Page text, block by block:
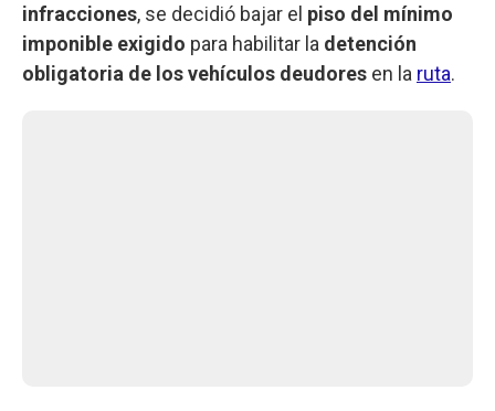
infracciones, se decidió bajar el piso del mínimo
imponible exigido para habilitar la detención
obligatoria de los vehículos deudores en la ruta.